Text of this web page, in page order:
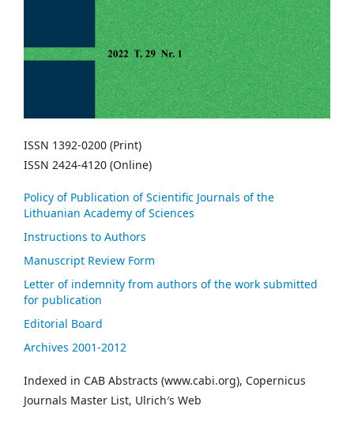
ISSN 1392-0200 (Print)
ISSN 2424-4120 (Online)
Policy of Publication of Scientific Journals of the
Lithuanian Academy of Sciences
Instructions to Authors
Manuscript Review Form
Letter of indemnity from authors of the work submitted
for publication
Editorial Board
Archives 2001-2012
Indexed in CAB Abstracts (www.cabi.org), Copernicus
Journals Master List, Ulrich′s Web